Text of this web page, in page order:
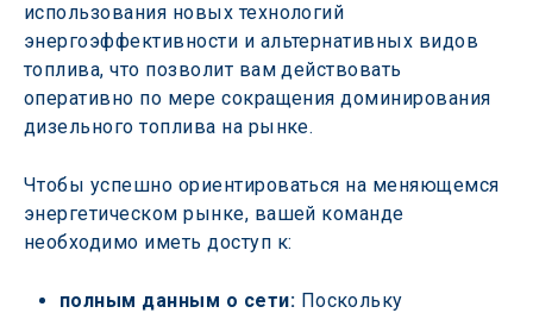
использования новых технологий
энергоэффективности и альтернативных видов
топлива, что позволит вам действовать
оперативно по мере сокращения доминирования
дизельного топлива на рынке.
Чтобы успешно ориентироваться на меняющемся
энергетическом рынке, вашей команде
необходимо иметь доступ к:
полным данным о сети: Поскольку